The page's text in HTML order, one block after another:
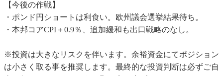
【今後の作戦】
・ポンド円ショートは利食い。欧州議会選挙結果待ち。
・本邦コアCPI＋0.9％、追加緩和も出口戦略のなし。
※投資は大きなリスクを伴います。余裕資金にてポジション
は小さく取る事を推奨します。最終的な投資判断は必ずご自